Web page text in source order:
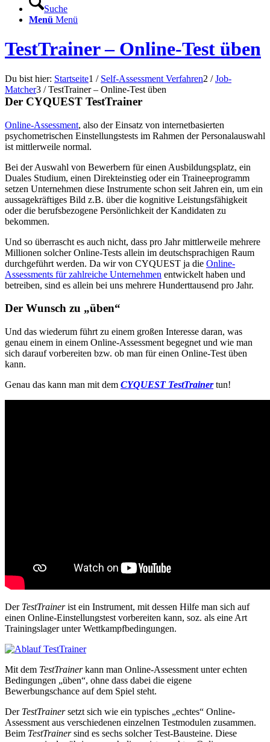
Suche
Menü Menü
TestTrainer – Online-Test üben
Du bist hier: Startseite1 / Self-Assessment Verfahren2 / Job-
Matcher3 / TestTrainer – Online-Test üben
Der CYQUEST TestTrainer
Online-Assessment, also der Einsatz von internetbasierten
psychometrischen Einstellungstests im Rahmen der Personalauswahl
ist mittlerweile normal.
Bei der Auswahl von Bewerbern für einen Ausbildungsplatz, ein
Duales Studium, einen Direkteinstieg oder ein Traineeprogramm
setzen Unternehmen diese Instrumente schon seit Jahren ein, um ein
aussagekräftiges Bild z.B. über die kognitive Leistungsfähigkeit
oder die berufsbezogene Persönlichkeit der Kandidaten zu
bekommen.
Und so überrascht es auch nicht, dass pro Jahr mittlerweile mehrere
Millionen solcher Online-Tests allein im deutschsprachigen Raum
durchgeführt werden. Da wir von CYQUEST ja die Online-
Assessments für zahlreiche Unternehmen entwickelt haben und
betreiben, sind es allein bei uns mehrere Hunderttausend pro Jahr.
Der Wunsch zu „üben“
Und das wiederum führt zu einem großen Interesse daran, was
genau einem in einem Online-Assessment begegnet und wie man
sich darauf vorbereiten bzw. ob man für einen Online-Test üben
kann.
Genau das kann man mit dem CYQUEST TestTrainertun!
Der TestTrainerist ein Instrument, mit dessen Hilfe man sich auf
einen Online-Einstellungstest vorbereiten kann, soz. als eine Art
Trainingslager unter Wettkampfbedingungen.
Mit dem TestTrainerkann man Online-Assessment unter echten
Bedingungen „üben“, ohne dass dabei die eigene
Bewerbungschance auf dem Spiel steht.
Der TestTrainersetzt sich wie ein typisches „echtes“ Online-
Assessment aus verschiedenen einzelnen Testmodulen zusammen.
Beim TestTrainersind es sechs solcher Test-Bausteine. Diese